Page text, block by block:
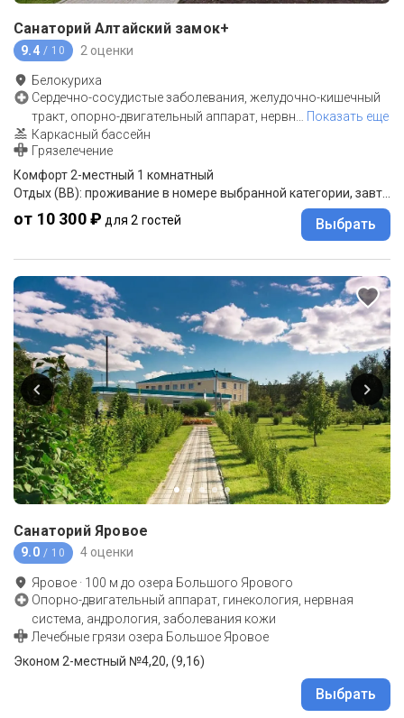
Санаторий Алтайский замок+
9.4 / 10 2 оценки
Белокуриха
Сердечно-сосудистые заболевания, желудочно-кишечный
тракт, опорно-двигательный аппарат, нервн… Показать еще
Каркасный бассейн
Грязелечение
Комфорт 2-местный 1 комнатный
Отдых (BB): проживание в номере выбранной категории, завтрак "шведский стол".
от 10 300 ₽ для 2 гостей Выбрать
Санаторий Яровое
9.0 / 10 4 оценки
Яровое · 100 м до озера Большого Ярового
Опорно-двигательный аппарат, гинекология, нервная
система, андрология, заболевания кожи
Лечебные грязи озера Большое Яровое
Эконом 2-местный №4,20, (9,16)
Выбрать